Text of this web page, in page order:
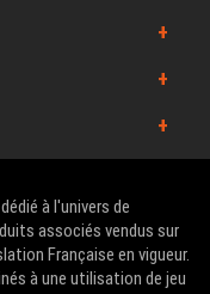
à l'univers de
associés vendus sur
Française en vigueur.
à une utilisation de jeu